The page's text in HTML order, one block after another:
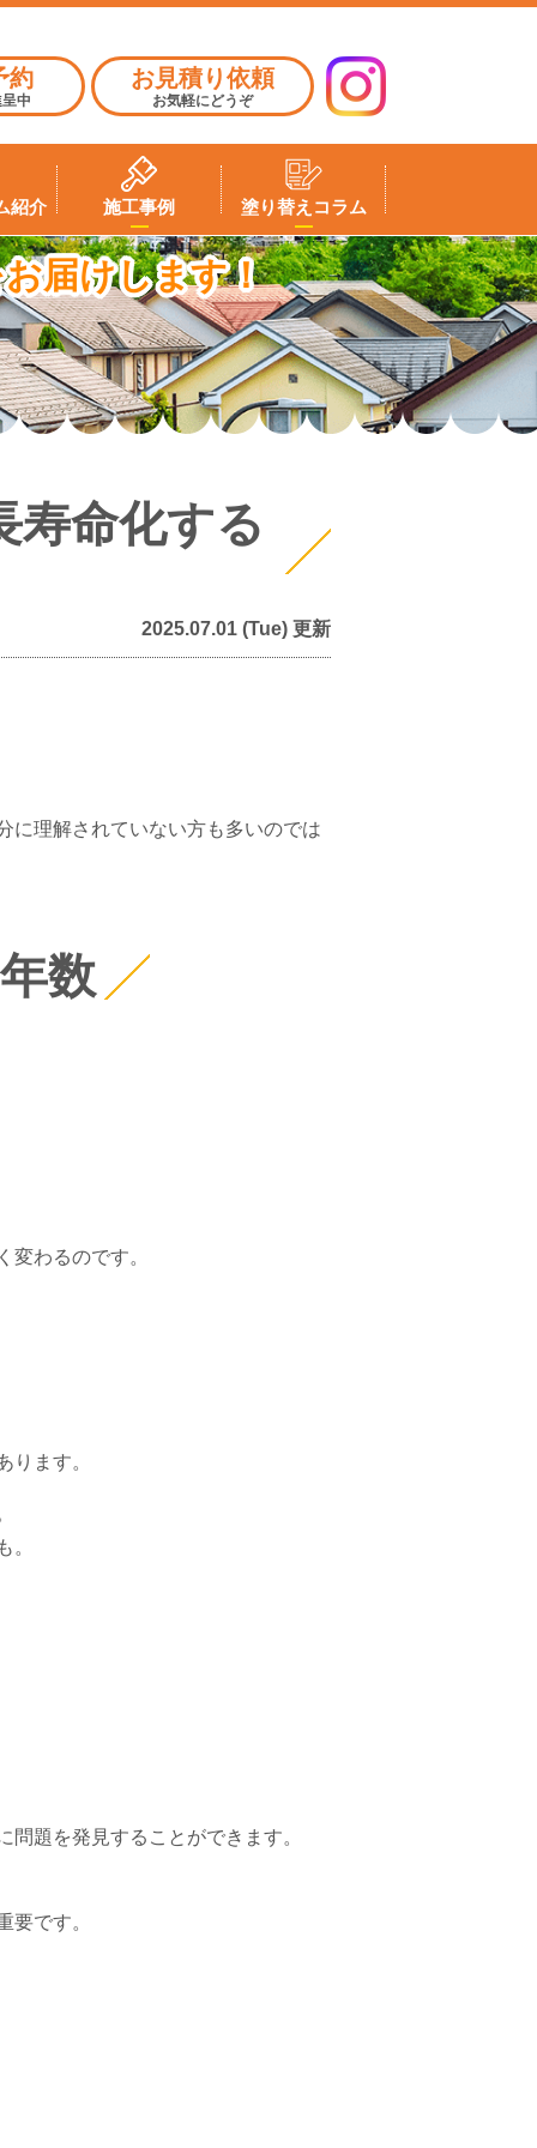
約
中
お見積り依頼
お気軽にどうぞ
紹介 施工事例 塗り替えコラム
届けします！
寿命化する
2025.07.01 (Tue) 更新
に理解されていない方も多いのでは
数
わるのです。
ります。
。
題を発見することができます。
要です。